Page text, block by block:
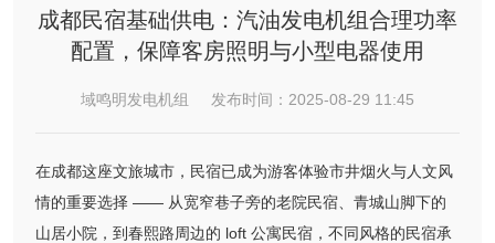
成都民宿基础供电：汽油发电机组合理功率
配置，保障客房照明与小型电器使用
域鸣明发电机组 发布时间：2025-08-29 11:45
在成都这座文旅城市，民宿已成为游客体验市井烟火与人文风
情的重要选择 —— 从宽窄巷子旁的老院民宿、青城山脚下的
山居小院，到春熙路周边的 loft 公寓民宿，不同风格的民宿承